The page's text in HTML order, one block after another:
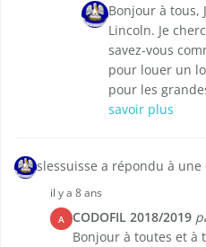
Bonjour à tous,
Lincoln. Je
savez-vous
pour louer un
pour les
savoir plus
slessuisse a répondu à une
il y a 8 ans
A CODOFIL 2018/2019
Bonjour à toutes et à